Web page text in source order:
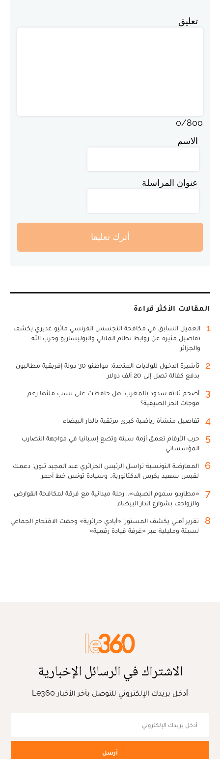
تعليق
0/800
الاسم
عنوان المراسلة
أترك تعليقا
المقالات الأكثر قراءة
1
العميل السابق في مكافحة التجسس الفرنسي ماثيو غديري يكشف
تفاصيل مثيرة عن روابط نظام الملالي والبوليساريو وحزب الله
والجزائر
2
تأشيرة الدخول للولايات المتحدة: مواطنو 30 دولة إفريقية مطالبون
بدفع كفالة تصل إلى 20 ألف دولار
3
أضخم ثلاثة سدود بالمغرب: هل حافظت على نسب ملئها رغم
موجات الحر الصيفية؟
4 تفاصيل منشأة رياضية كبرى مرتقبة بالدار البيضاء
5
حرب الأرقام تعمق أزمة سبتة وتضع إسبانيا في مواجهة التضارب
المؤسساتي
6
المعارضة التونسية تراسل الرئيس الجزائري عبد المجيد تبون: دعمك
لقيس سعيد يكرس الدكتاتورية.. وسيادة تونس خط أحمر
7
«مطارِدو سموم الصيف».. رحلة ميدانية مع فرقة لمكافحة القوارض
والزواحف بشوارع الدار البيضاء
8
تقرير أمني يكشف المستور: «أيادي جزائرية» وجهت الاقتحام الجماعي
لسبتة ومليلية عبر «غرفة قيادة رقمية»
الاشتراك في الرسائل الإخبارية
أدخل بريدك الإلكتروني للتوصل بآخر الأخبار Le360
أرسل